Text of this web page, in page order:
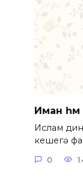
Иман
Ислам
кешегә
0